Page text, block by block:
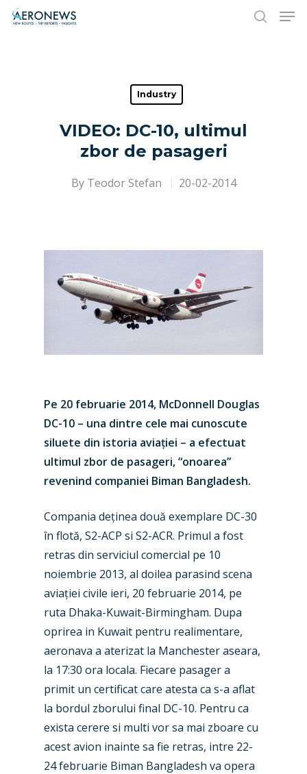
Hit enter to search or ESC to close
Industry
VIDEO: DC-10, ultimul
zbor de pasageri
By Teodor Stefan 20-02-2014
Pe 20 februarie 2014, McDonnell Douglas
DC-10 – una dintre cele mai cunoscute
siluete din istoria aviației – a efectuat
ultimul zbor de pasageri, “onoarea”
revenind companiei Biman Bangladesh.
Compania deținea două exemplare DC-30
în flotă, S2-ACP si S2-ACR. Primul a fost
retras din serviciul comercial pe 10
noiembrie 2013, al doilea parasind scena
aviației civile ieri, 20 februarie 2014, pe
ruta Dhaka-Kuwait-Birmingham. Dupa
oprirea in Kuwait pentru realimentare,
aeronava a aterizat la Manchester aseara,
la 17:30 ora locala. Fiecare pasager a
primit un certificat care atesta ca s-a aflat
la bordul zborului final DC-10. Pentru ca
exista cerere si multi vor sa mai zboare cu
acest avion inainte sa fie retras, intre 22-
24 februarie Biman Bangladesh va opera